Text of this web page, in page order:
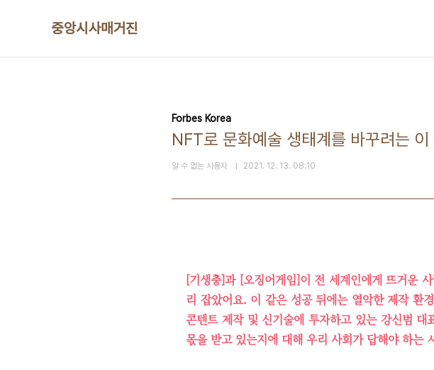
중앙시사매거진
Forbes Korea
NFT로 문화예술 생태계를 바꾸려는 이
알 수 없는 사용자 2021. 12. 13. 08:10
[기생충]과 [오징어게임]이 전 세계인에게 뜨거운
리 잡았어요. 이 같은 성공 뒤에는 열악한 제작 환
콘텐트 제작 및 신기술에 투자하고 있는 강신범
몫을 받고 있는지에 대해 우리 사회가 답해야 하는